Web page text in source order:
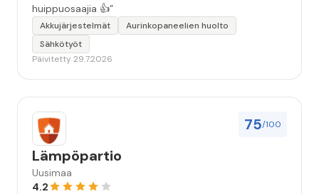
huippuosaajia 👍”
Akkujärjestelmät
Aurinkopaneelien huolto
Sähkötyöt
Päivitetty 29.7.2026
75/100
Lämpöpartio
Uusimaa
4.2